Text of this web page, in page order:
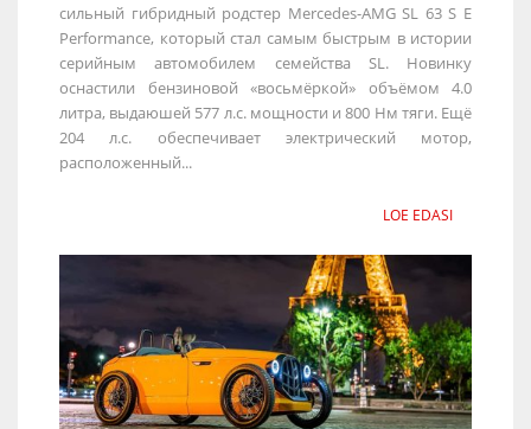
сильный гибридный родстер Mercedes-AMG SL 63 S E
Performance, который стал самым быстрым в истории
серийным автомобилем семейства SL. Новинку
оснастили бензиновой «восьмёркой» объёмом 4.0
литра, выдаюшей 577 л.с. мощности и 800 Нм тяги. Ещё
204 л.с. обеспечивает электрический мотор,
расположенный...
LOE EDASI